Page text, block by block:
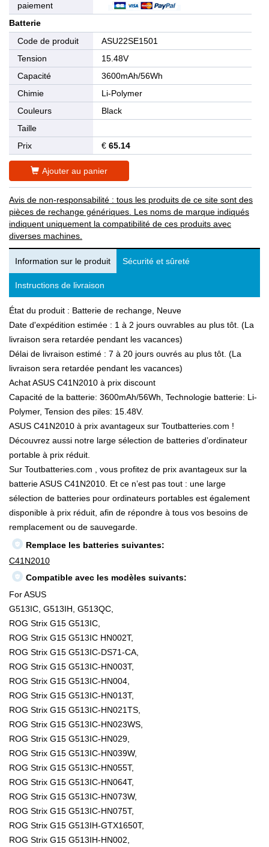
paiement
Batterie
Code de produit
ASU22SE1501
Tension
15.48V
Capacité
3600mAh/56Wh
Chimie
Li-Polymer
Couleurs
Black
Taille
Prix
€ 65.14
Ajouter au panier
Avis de non-responsabilité : tous les produits de ce site sont des
pièces de rechange génériques. Les noms de marque indiqués
indiquent uniquement la compatibilité de ces produits avec
diverses machines.
Information sur le produit Sécurité et sûreté
Instructions de livraison
État du produit : Batterie de rechange, Neuve
Date d'expédition estimée : 1 à 2 jours ouvrables au plus tôt. (La
livraison sera retardée pendant les vacances)
Délai de livraison estimé : 7 à 20 jours ouvrés au plus tôt. (La
livraison sera retardée pendant les vacances)
Achat ASUS C41N2010 à prix discount
Capacité de la batterie: 3600mAh/56Wh, Technologie batterie: Li-
Polymer, Tension des piles: 15.48V.
ASUS C41N2010 à prix avantageux sur Toutbatteries.com !
Découvrez aussi notre large sélection de batteries d’ordinateur
portable à prix réduit.
Sur Toutbatteries.com , vous profitez de prix avantageux sur la
batterie ASUS C41N2010. Et ce n’est pas tout : une large
sélection de batteries pour ordinateurs portables est également
disponible à prix réduit, afin de répondre à tous vos besoins de
remplacement ou de sauvegarde.
Remplace les batteries suivantes:
C41N2010
Compatible avec les modèles suivants:
For ASUS
G513IC, G513IH, G513QC,
ROG Strix G15 G513IC,
ROG Strix G15 G513IC HN002T,
ROG Strix G15 G513IC-DS71-CA,
ROG Strix G15 G513IC-HN003T,
ROG Strix G15 G513IC-HN004,
ROG Strix G15 G513IC-HN013T,
ROG Strix G15 G513IC-HN021TS,
ROG Strix G15 G513IC-HN023WS,
ROG Strix G15 G513IC-HN029,
ROG Strix G15 G513IC-HN039W,
ROG Strix G15 G513IC-HN055T,
ROG Strix G15 G513IC-HN064T,
ROG Strix G15 G513IC-HN073W,
ROG Strix G15 G513IC-HN075T,
ROG Strix G15 G513IH-GTX1650T,
ROG Strix G15 G513IH-HN002,